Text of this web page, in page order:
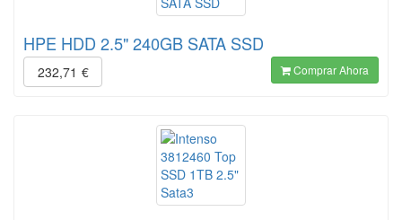
HPE HDD 2.5" 240GB SATA SSD
232,71 € Comprar Ahora